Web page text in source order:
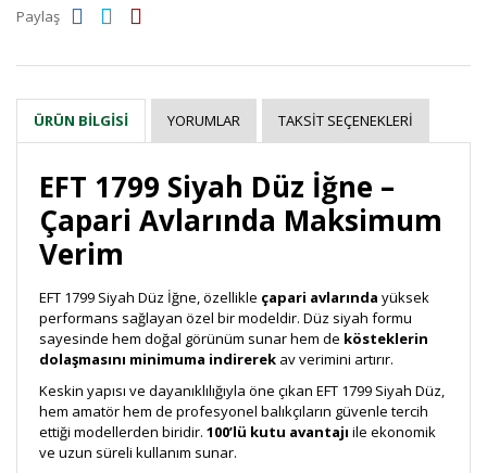
Paylaş
ÜRÜN BILGISI YORUMLAR TAKSIT SEÇENEKLERI
EFT 1799 Siyah Düz İğne –
Çapari Avlarında Maksimum
Verim
EFT 1799 Siyah Düz İğne, özellikle çapari avlarında yüksek
performans sağlayan özel bir modeldir. Düz siyah formu
sayesinde hem doğal görünüm sunar hem de kösteklerin
dolaşmasını minimuma indirerek av verimini artırır.
Keskin yapısı ve dayanıklılığıyla öne çıkan EFT 1799 Siyah Düz,
hem amatör hem de profesyonel balıkçıların güvenle tercih
ettiği modellerden biridir. 100’lü kutu avantajı ile ekonomik
ve uzun süreli kullanım sunar.